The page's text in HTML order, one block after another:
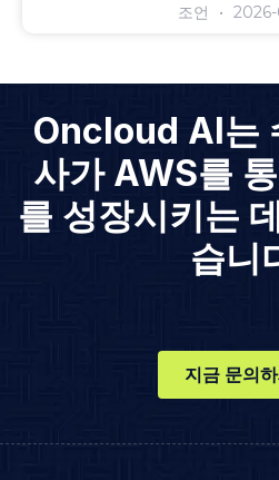
조언
Oncloud AI는
사가 AWS를
를 성장시키는
습니
지금 문의